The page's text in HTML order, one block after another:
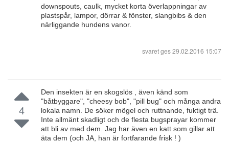
downspouts, caulk, mycket korta överlappningar av
plastspår, lampor, dörrar & fönster, slangbibs & den
närliggande hundens vanor.
svaret ges29.02.2016 15:07
4
Den insekten är en skogslös , även känd som
"båtbyggare", "cheesy bob", "pill bug" och många andra
lokala namn. De söker mögel och ruttnande, fuktigt trä.
Inte allmänt skadligt och de flesta bugsprayar kommer
att bli av med dem. Jag har även en katt som gillar att
äta dem (och JA, han är fortfarande frisk ! )